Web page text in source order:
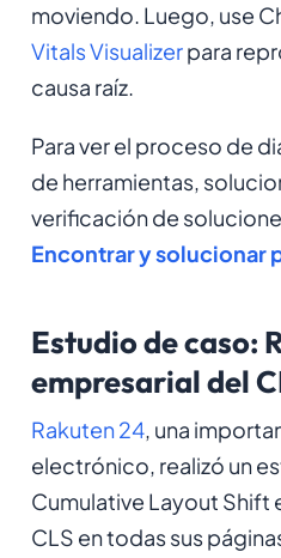
moviendo. Luego, use
Vitals Visualizerpara
causa raíz.
Para ver el proceso de
de herramientas,
verificación de
Encontrar y solucionar
Estudio de caso:
empresarial del
Rakuten 24, una
electrónico, realizó un
Cumulative Layout Shift
CLS en todas sus